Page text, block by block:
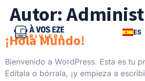
ES
Autor:
¡Hola Mundo!
Bienvenido a WordPress. Esta es tu
Edítala o bórrala, ¡y empieza a